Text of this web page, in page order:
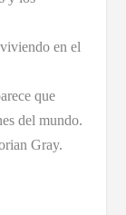
en el
que
del mundo.
Gray.